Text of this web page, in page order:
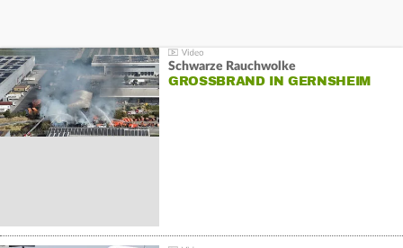
Schwarze Rauchwolke
GROSSBRAND IN GERNSHEIM